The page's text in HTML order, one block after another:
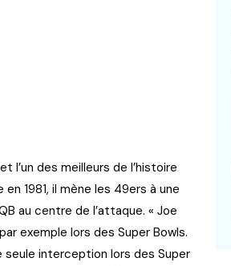
l’un des meilleurs de l’histoire
1981, il mène les 49ers à une
au centre de l’attaque. « Joe
exemple lors des Super Bowls.
seule interception lors des Super